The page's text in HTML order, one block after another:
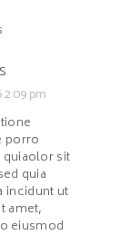
2:09 pm
porro
sit
quia
incidunt ut
amet,
eiusmod